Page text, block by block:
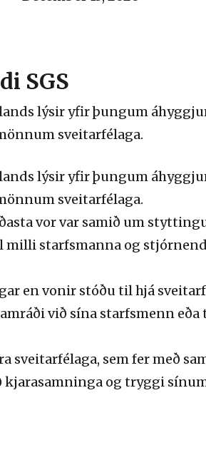
SGS
lýsir yfir þungum
sveitarfélaga.
lýsir yfir þungum
sveitarfélaga.
vor var samið um
milli starfsmanna og
en vonir stóðu til hjá
við sína starfsmenn eða
sveitarfélaga, sem fer með
og tryggi